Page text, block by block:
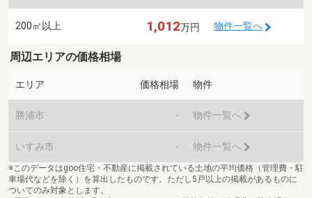
200㎡以上 1,012万円 物件一覧へ
周辺エリアの価格相場
エリア 価格相場 物件
勝浦市 - 物件一覧へ
いすみ市 - 物件一覧へ
※このデータはgoo住宅・不動産に掲載されている土地の平均価格（管理費・駐
車場代などを除く）を算出したものです。ただし5戸以上の掲載があるものに
ついてのみ対象とします。